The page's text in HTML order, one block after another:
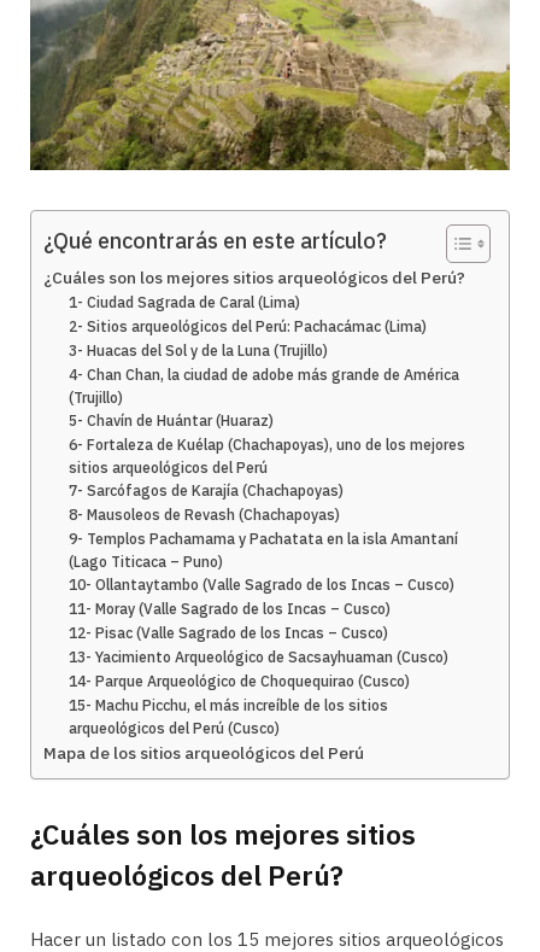
¿Qué encontrarás en este artículo?
¿Cuáles son los mejores sitios arqueológicos del Perú?
1- Ciudad Sagrada de Caral (Lima)
2- Sitios arqueológicos del Perú: Pachacámac (Lima)
3- Huacas del Sol y de la Luna (Trujillo)
4- Chan Chan, la ciudad de adobe más grande de América
(Trujillo)
5- Chavín de Huántar (Huaraz)
6- Fortaleza de Kuélap (Chachapoyas), uno de los mejores
sitios arqueológicos del Perú
7- Sarcófagos de Karajía (Chachapoyas)
8- Mausoleos de Revash (Chachapoyas)
9- Templos Pachamama y Pachatata en la isla Amantaní
(Lago Titicaca – Puno)
10- Ollantaytambo (Valle Sagrado de los Incas – Cusco)
11- Moray (Valle Sagrado de los Incas – Cusco)
12- Pisac (Valle Sagrado de los Incas – Cusco)
13- Yacimiento Arqueológico de Sacsayhuaman (Cusco)
14- Parque Arqueológico de Choquequirao (Cusco)
15- Machu Picchu, el más increíble de los sitios
arqueológicos del Perú (Cusco)
Mapa de los sitios arqueológicos del Perú
¿Cuáles son los mejores sitios
arqueológicos del Perú?
Hacer un listado con los 15 mejores sitios arqueológicos